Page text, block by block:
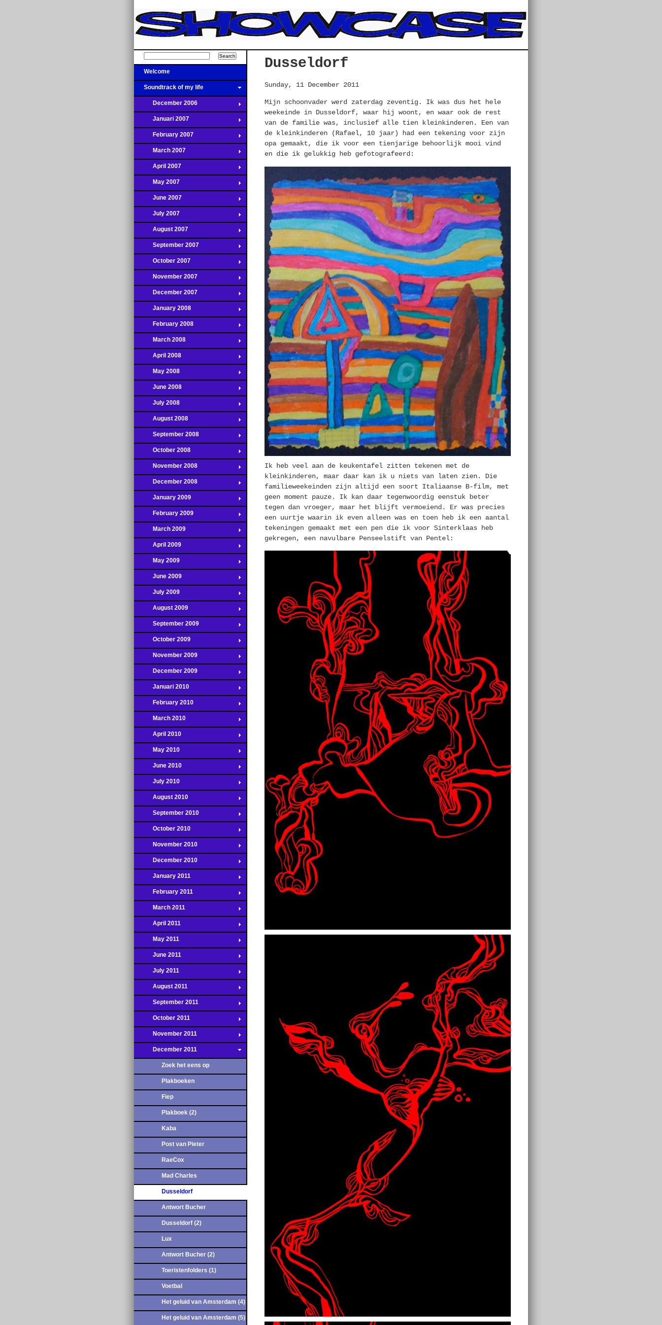
Welcome
Soundtrack of my life
December 2006
Januari 2007
February 2007
March 2007
April 2007
May 2007
June 2007
July 2007
August 2007
September 2007
October 2007
November 2007
December 2007
January 2008
February 2008
March 2008
April 2008
May 2008
June 2008
July 2008
August 2008
September 2008
October 2008
November 2008
December 2008
January 2009
February 2009
March 2009
April 2009
May 2009
June 2009
July 2009
August 2009
September 2009
October 2009
November 2009
December 2009
Januari 2010
February 2010
March 2010
April 2010
May 2010
June 2010
July 2010
August 2010
September 2010
October 2010
November 2010
December 2010
January 2011
February 2011
March 2011
April 2011
May 2011
June 2011
July 2011
August 2011
September 2011
October 2011
November 2011
December 2011
Zoek het eens op
Plakboeken
Fiep
Plakboek (2)
Kaba
Post van Pieter
RaeCox
Mad Charles
Dusseldorf
Antwort Bucher
Dusseldorf (2)
Lux
Antwort Bucher (2)
Toeristenfolders (1)
Voetbal
Het geluid van Amsterdam (4)
Het geluid van Amsterdam (5)
Dusseldorf
Sunday, 11 December 2011
Mijn schoonvader werd zaterdag zeventig. Ik was dus het hele
weekeinde in Dusseldorf, waar hij woont, en waar ook de rest
van de familie was, inclusief alle tien kleinkinderen. Een van
de kleinkinderen (Rafael, 10 jaar) had een tekening voor zijn
opa gemaakt, die ik voor een tienjarige behoorlijk mooi vind
en die ik gelukkig heb gefotografeerd:
Ik heb veel aan de keukentafel zitten tekenen met de
kleinkinderen, maar daar kan ik u niets van laten zien. Die
familieweekeinden zijn altijd een soort Italiaanse B-film, met
geen moment pauze. Ik kan daar tegenwoordig eenstuk beter
tegen dan vroeger, maar het blijft vermoeiend. Er was precies
een uurtje waarin ik even alleen was en toen heb ik een aantal
tekeningen gemaakt met een pen die ik voor Sinterklaas heb
gekregen, een navulbare Penseelstift van Pentel: